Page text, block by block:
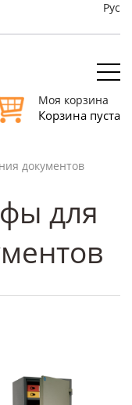
Рус
Моя корзина
Корзина пуста
документов
для